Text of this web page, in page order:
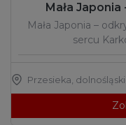
Mała
Mała Japonia –
sercu
Przesieka